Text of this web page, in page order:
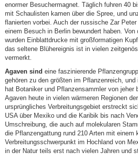
enormer Besuchermagnet. Täglich fuhren 40
mit Schaulisten kamen über die Spree, und
flanierten vorbei. Auch der russische Zar
einem Besuch in Berlin bewundert haben. Von
wurden Einblattdrucke mit großformatigen
das seltene Blühereignis ist in vielen
vermerkt.
Agaven sind eine faszinierende
gehören zu den größten im Pflanzenreich,
hat Botaniker und Pflanzensammler von jeher
Agaven heute in vielen wärmeren Regionen
ursprüngliches Verbreitungsgebiet erstreckt
USA über Mexiko und die Karibik bis nach
Umschreibung, die auch auf molekularen
die Pflanzengattung rund 210 Arten mit einem
Verbreitungsschwerpunkt im Hochland von
in der Natur teils erst nach vielen Jahren und